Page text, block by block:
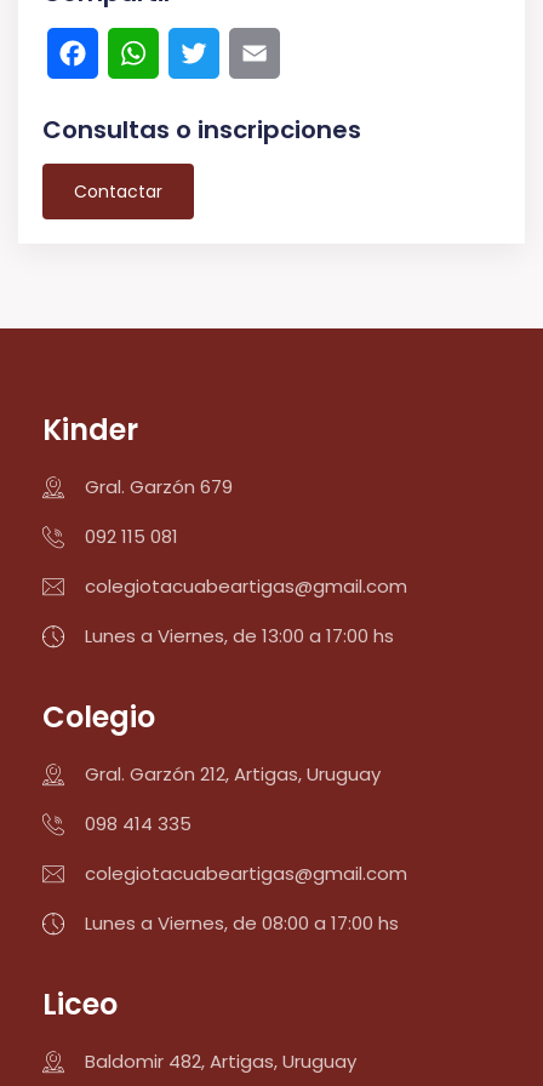
FacebookWhatsApp
Twitter
Consultas o inscripciones
Contactar
Kinder
Gral. Garzón 679
092 115 081
colegiotacuabeartigas@gmail.com
Lunes a Viernes, de 13:00 a 17:00 hs
Colegio
Gral. Garzón 212, Artigas, Uruguay
098 414 335
colegiotacuabeartigas@gmail.com
Lunes a Viernes, de 08:00 a 17:00 hs
Liceo
Baldomir 482, Artigas, Uruguay